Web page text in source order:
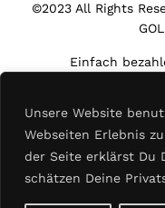
Unsere Website
Webseiten Erlebnis
der Seite erklärst Du
schätzen Deine
©2023 All Rights
Einfach
Select at least 2
to compare